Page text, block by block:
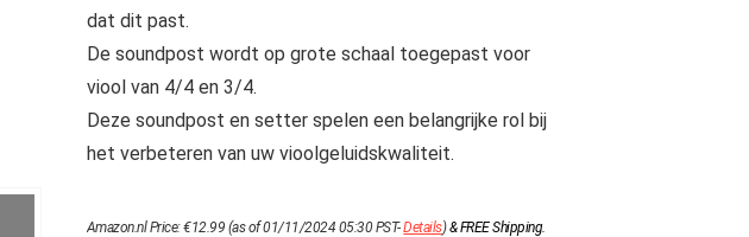
dat dit past.
De soundpost wordt op grote schaal toegepast voor
viool van 4/4 en 3/4.
Deze soundpost en setter spelen een belangrijke rol bij
het verbeteren van uw vioolgeluidskwaliteit.
Amazon.nl Price:€12.99 (as of 01/11/2024 05:30 PST-Details)&FREE Shipping.